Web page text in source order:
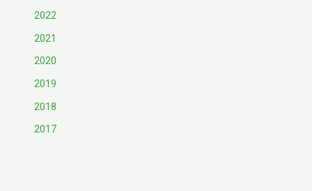
2022
2021
2020
2019
2018
2017